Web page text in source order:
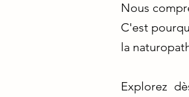
Nous
C'est
la
Explorez